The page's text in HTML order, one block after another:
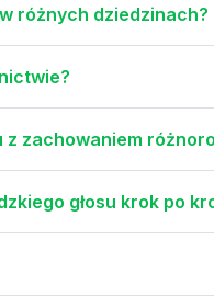
różnych dziedzinach?
zachowaniem
głosu krok po